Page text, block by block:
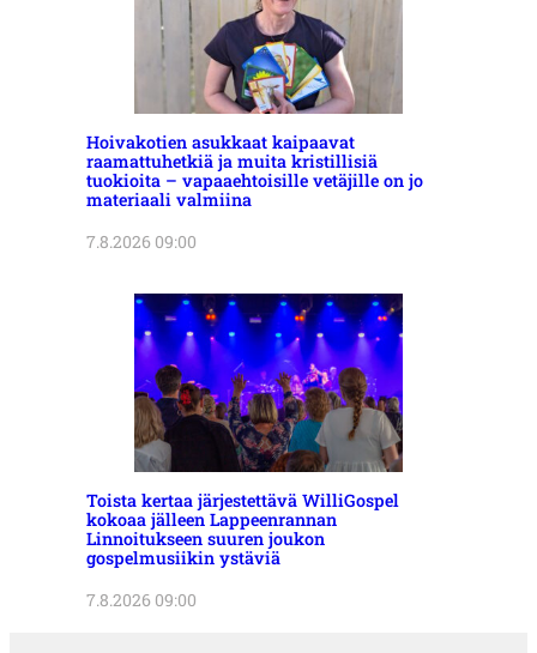
Hoivakotien asukkaat kaipaavat
raamattuhetkiä ja muita kristillisiä
tuokioita – vapaaehtoisille vetäjille on jo
materiaali valmiina
7.8.2026 09:00
Toista kertaa järjestettävä WilliGospel
kokoaa jälleen Lappeenrannan
Linnoitukseen suuren joukon
gospelmusiikin ystäviä
7.8.2026 09:00